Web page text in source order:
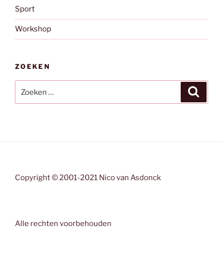
Sport
Workshop
ZOEKEN
naar:
Copyright © 2001-2021 Nico van Asdonck
Alle rechten voorbehouden